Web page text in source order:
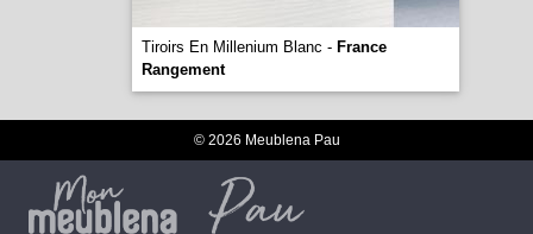
Tiroirs En Millenium Blanc - France
Rangement
© 2026 Meublena Pau